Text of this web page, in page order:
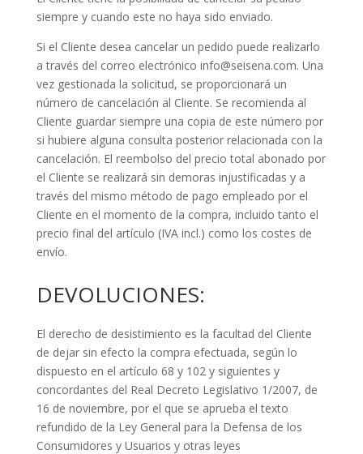
siempre y cuando este no haya sido enviado.
Si el Cliente desea cancelar un pedido puede realizarlo
a través del correo electrónico info@seisena.com. Una
vez gestionada la solicitud, se proporcionará un
número de cancelación al Cliente. Se recomienda al
Cliente guardar siempre una copia de este número por
si hubiere alguna consulta posterior relacionada con la
cancelación. El reembolso del precio total abonado por
el Cliente se realizará sin demoras injustificadas y a
través del mismo método de pago empleado por el
Cliente en el momento de la compra, incluido tanto el
precio final del artículo (IVA incl.) como los costes de
envío.
DEVOLUCIONES:
El derecho de desistimiento es la facultad del Cliente
de dejar sin efecto la compra efectuada, según lo
dispuesto en el artículo 68 y 102 y siguientes y
concordantes del Real Decreto Legislativo 1/2007, de
16 de noviembre, por el que se aprueba el texto
refundido de la Ley General para la Defensa de los
Consumidores y Usuarios y otras leyes